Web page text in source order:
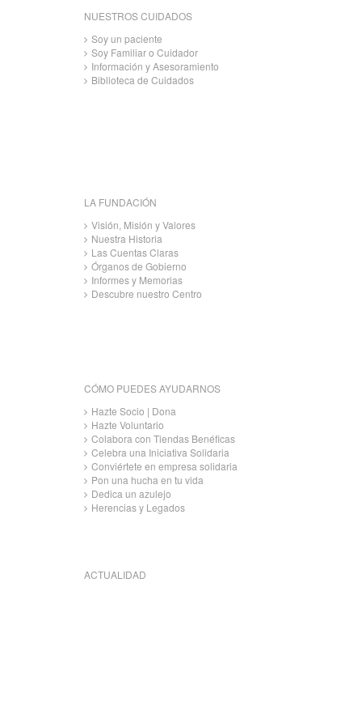
NUESTROS CUIDADOS
Soy un paciente
Soy Familiar o Cuidador
Información y Asesoramiento
Biblioteca de Cuidados
LA FUNDACIÓN
Visión, Misión y Valores
Nuestra Historia
Las Cuentas Claras
Órganos de Gobierno
Informes y Memorias
Descubre nuestro Centro
CÓMO PUEDES AYUDARNOS
Hazte Socio | Dona
Hazte Voluntario
Colabora con Tiendas Benéficas
Celebra una Iniciativa Solidaria
Conviértete en empresa solidaria
Pon una hucha en tu vida
Dedica un azulejo
Herencias y Legados
ACTUALIDAD